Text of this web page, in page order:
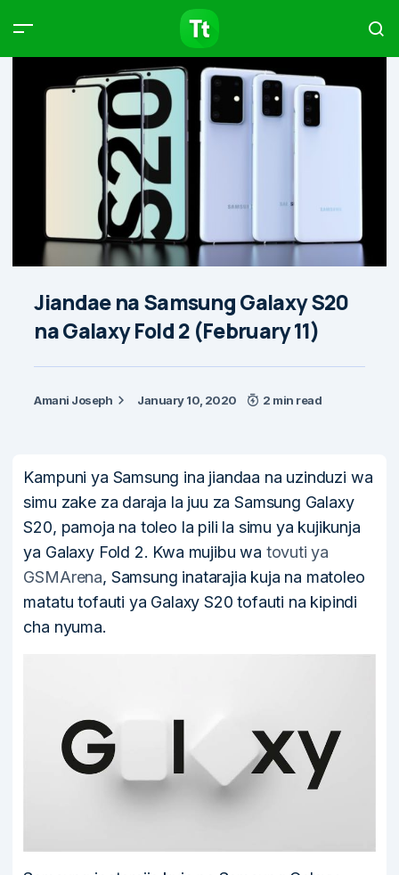
Jiandae na Samsung Galaxy S20
na Galaxy Fold 2 (February 11)
Amani Joseph January 10, 2020 2 min read
Kampuni ya Samsung ina jiandaa na uzinduzi wa
simu zake za daraja la juu za Samsung Galaxy
S20, pamoja na toleo la pili la simu ya kujikunja
ya Galaxy Fold 2. Kwa mujibu wa tovuti ya
GSMArena, Samsung inatarajia kuja na matoleo
matatu tofauti ya Galaxy S20 tofauti na kipindi
cha nyuma.
Products Articles
Type to start searching…